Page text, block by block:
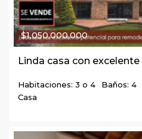
$1,050,000,000
Habitaciones: 3 o 4 Baños: 4
Casa